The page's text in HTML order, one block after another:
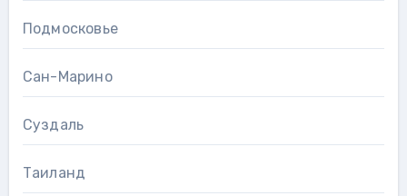
Подмосковье
Сан-Марино
Суздаль
Таиланд